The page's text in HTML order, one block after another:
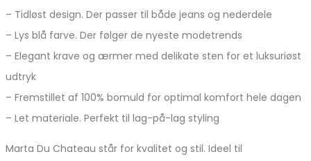
– Tidløst design. Der passer til både jeans og nederdele
– Lys blå farve. Der følger de nyeste modetrends
– Elegant krave og ærmer med delikate sten for et luksuriøst
udtryk
– Fremstillet af 100% bomuld for optimal komfort hele dagen
– Let materiale. Perfekt til lag-på-lag styling
Marta Du Chateau står for kvalitet og stil. Ideel til